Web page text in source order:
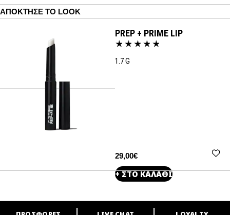
ΑΠΌΚΤΗΣΕ ΤΟ LOOK
PREP + PRIME LIP
1.7 G
29,00€
+ ΣΤΟ ΚΑΛΑΘΙ